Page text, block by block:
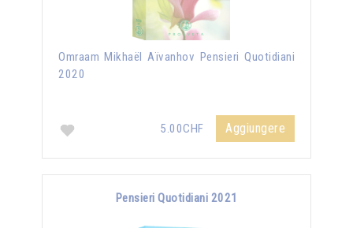
Omraam Mikhaël Aïvanhov Pensieri Quotidiani
2020
5.00CHF Aggiungere
Pensieri Quotidiani 2021